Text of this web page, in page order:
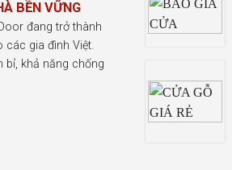
BỀN VỮNG
đang trở thành
các gia đình Việt.
bỉ, khả năng chống